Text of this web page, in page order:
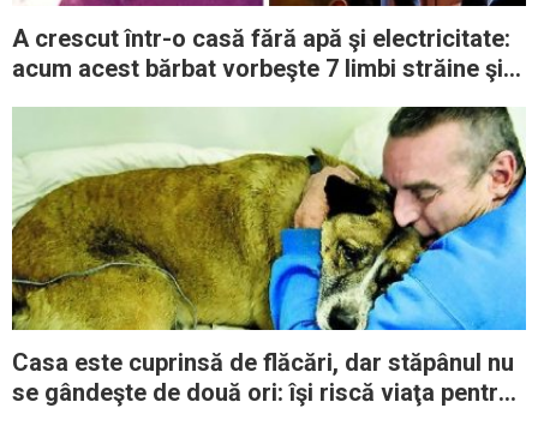
A crescut într-o casă fără apă şi electricitate:
acum acest bărbat vorbeşte 7 limbi străine şi
Casa este cuprinsă de flăcări, dar stăpânul nu
se gândeşte de două ori: îşi riscă viaţa pentru